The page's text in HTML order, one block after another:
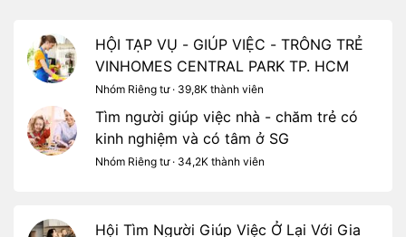
HỘI TẠP VỤ - GIÚP VIỆC - TRÔNG TRẺ
VINHOMES CENTRAL PARK TP. HCM
Nhóm Riêng tư · 39,8K thành viên
Tìm người giúp việc nhà - chăm trẻ có
kinh nghiệm và có tâm ở SG
Nhóm Riêng tư · 34,2K thành viên
Hội Tìm Người Giúp Việc Ở Lại Với Gia